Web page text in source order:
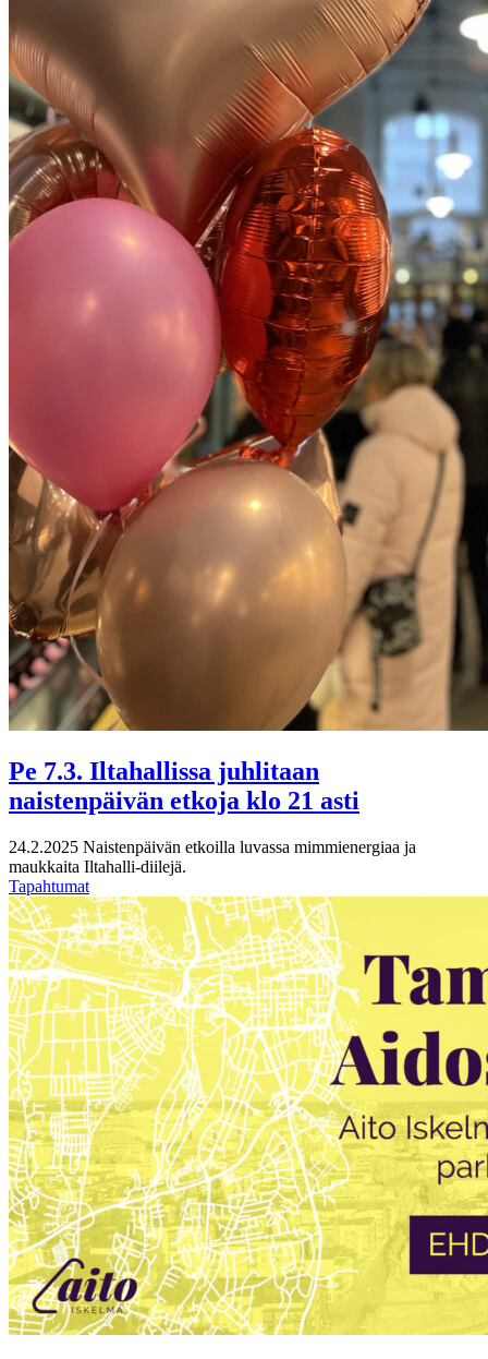
Pe 7.3. Iltahallissa juhlitaan
naistenpäivän etkoja klo 21 asti
24.2.2025 Naistenpäivän etkoilla luvassa mimmienergiaa ja
maukkaita Iltahalli-diilejä.
Tapahtumat